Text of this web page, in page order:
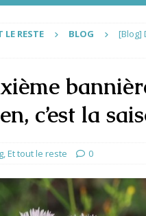
LE RESTE BLOG
[Blog]
c’est la
,Et tout le reste 0